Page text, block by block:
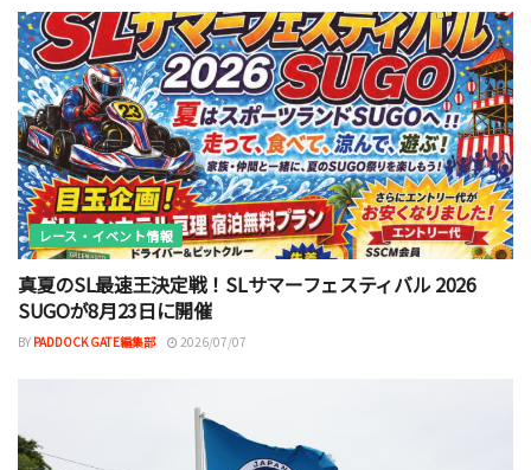
レース・イベント情報
真夏のSL最速王決定戦！SLサマーフェスティバル 2026
SUGOが8月23日に開催
BY PADDOCK GATE編集部 2026/07/07